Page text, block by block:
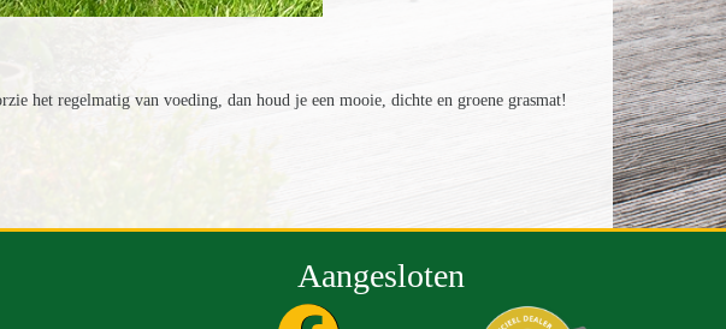
het regelmatig van voeding, dan houd je een mooie, dichte en groene grasmat!
Aangesloten